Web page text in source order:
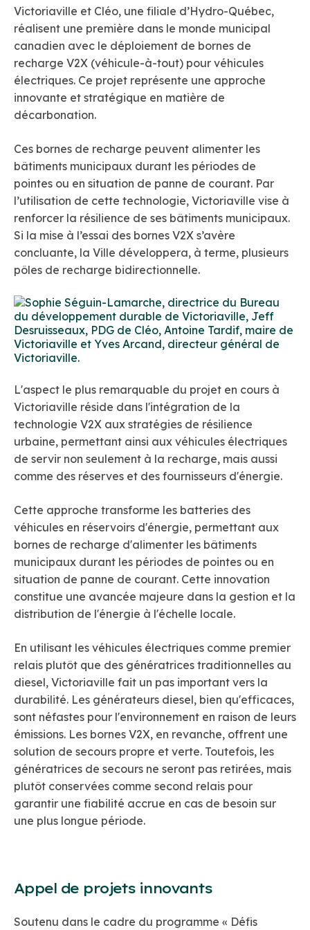
Victoriaville et Cléo, une filiale d’Hydro-Québec,
réalisent une première dans le monde municipal
canadien avec le déploiement de bornes de
recharge V2X (véhicule-à-tout) pour véhicules
électriques. Ce projet représente une approche
innovante et stratégique en matière de
décarbonation.
Ces bornes de recharge peuvent alimenter les
bâtiments municipaux durant les périodes de
pointes ou en situation de panne de courant. Par
l’utilisation de cette technologie, Victoriaville vise à
renforcer la résilience de ses bâtiments municipaux.
Si la mise à l’essai des bornes V2X s’avère
concluante, la Ville développera, à terme, plusieurs
pôles de recharge bidirectionnelle.
L'aspect le plus remarquable du projet en cours à
Victoriaville réside dans l'intégration de la
technologie V2X aux stratégies de résilience
urbaine, permettant ainsi aux véhicules électriques
de servir non seulement à la recharge, mais aussi
comme des réserves et des fournisseurs d'énergie.
Cette approche transforme les batteries des
véhicules en réservoirs d'énergie, permettant aux
bornes de recharge d'alimenter les bâtiments
municipaux durant les périodes de pointes ou en
situation de panne de courant. Cette innovation
constitue une avancée majeure dans la gestion et la
distribution de l'énergie à l'échelle locale.
En utilisant les véhicules électriques comme premier
relais plutôt que des génératrices traditionnelles au
diesel, Victoriaville fait un pas important vers la
durabilité. Les générateurs diesel, bien qu'efficaces,
sont néfastes pour l'environnement en raison de leurs
émissions. Les bornes V2X, en revanche, offrent une
solution de secours propre et verte. Toutefois, les
génératrices de secours ne seront pas retirées, mais
plutôt conservées comme second relais pour
garantir une fiabilité accrue en cas de besoin sur
une plus longue période.
Appel de projets innovants
Soutenu dans le cadre du programme « Défis